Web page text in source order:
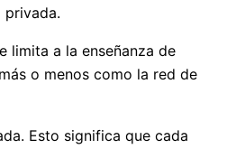
privada.
limita a la enseñanza de
o menos como la red de
Esto significa que cada